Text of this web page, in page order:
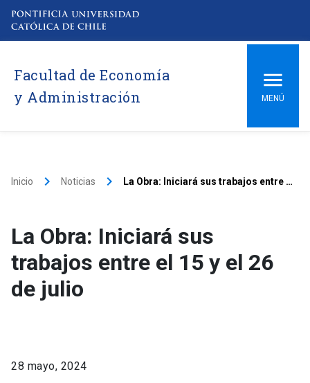
Facultad de Economía
y Administración
MENÚ
Inicio keyboard_arrow_right Noticias keyboard_arrow_right La Obra: Iniciará sus trabajos entre el 15 y el 26 de julio
La Obra: Iniciará sus
trabajos entre el 15 y el 26
de julio
28 mayo, 2024